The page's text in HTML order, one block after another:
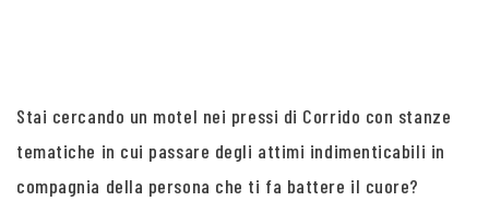
Stai cercando un motel nei pressi di Corrido con stanze
tematiche in cui passare degli attimi indimenticabili in
compagnia della persona che ti fa battere il cuore?